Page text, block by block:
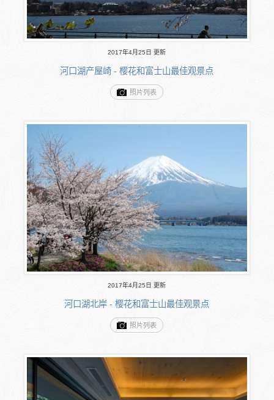
2017年4月25日 更新
河口湖产屋崎 - 樱花和富士山最佳观景点
照片列表
2017年4月25日 更新
河口湖北岸 - 樱花和富士山最佳观景点
照片列表